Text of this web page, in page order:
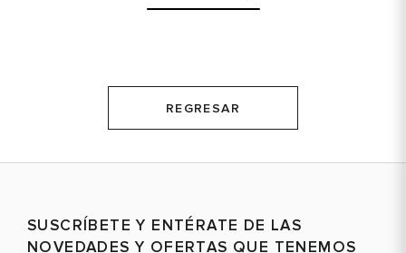
REGRESAR
SUSCRÍBETE Y ENTÉRATE DE LAS
NOVEDADES Y OFERTAS QUE TENEMOS